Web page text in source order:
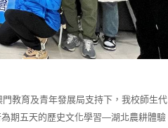
教育及青年發展局支持下，我校師生代
期五天的歷史文化學習—湖北農耕體驗